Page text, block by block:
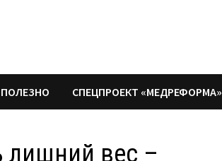
СПЕЦПРОЕКТ «МЕДРЕФОРМА»
лишний вес –